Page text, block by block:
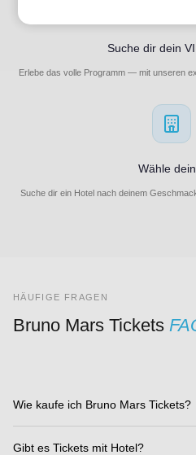
Suche dir dein
Erlebe das volle Programm — mit unseren
Wähle
Suche dir ein Hotel nach deinem
HÄUFIGE FRAGEN
Bruno Mars Tickets
Wie kaufe ich Bruno Mars Tickets?
Gibt es Tickets mit Hotel?